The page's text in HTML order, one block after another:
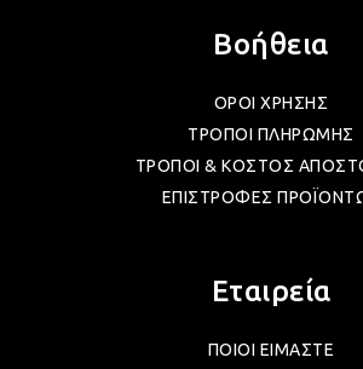
Βοήθεια
ΟΡΟΙ ΧΡΗΣΗΣ
ΤΡΟΠΟΙ ΠΛΗΡΩΜΗΣ
ΤΡΟΠΟΙ & ΚΟΣΤΟΣ
ΕΠΙΣΤΡΟΦΕΣ
Εταιρεία
ΠΟΙΟΙ ΕΙΜΑΣΤΕ